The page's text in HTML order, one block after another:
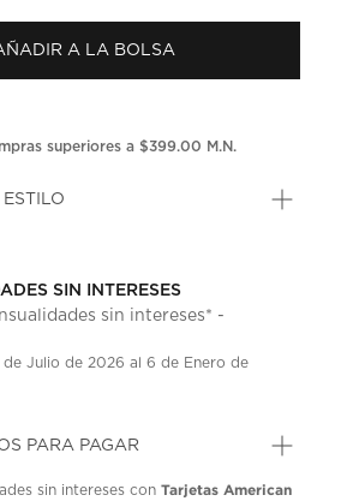
puntuación.
en
la
A LA BOLSA
superiores a $399.00 M.N.
SIN INTERESES
sin intereses* -
Julio de 2026 al 6 de Enero de
PARA PAGAR
sin intereses conTarjetas American